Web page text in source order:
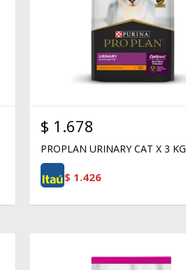
$ 1.678
PROPLAN URINARY CAT X 3 KG
$ 1.426